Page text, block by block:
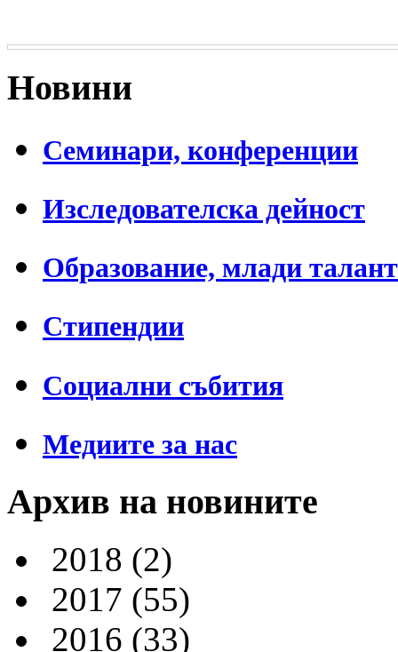
Новини
Семинари, конференции
Изследователска дейност
Образование, млади
Стипендии
Социални събития
Медиите за нас
Архив на новините
2018 (2)
2017 (55)
2016 (33)